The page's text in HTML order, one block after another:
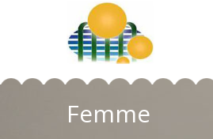
Femme